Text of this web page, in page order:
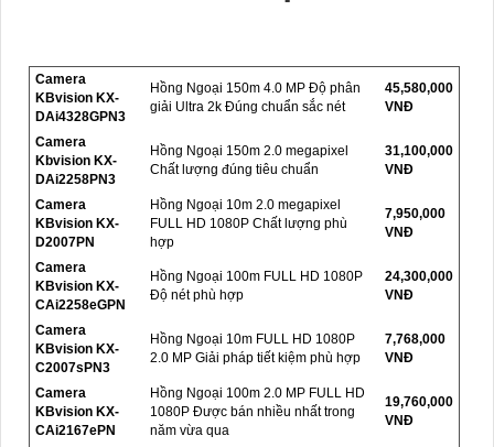
Camera
KBvision KX-
DAi4328GPN3
Hồng Ngoại 150m 4.0 MP Độ phân
giải Ultra 2k Đúng chuẩn sắc nét
45,580,000
VNĐ
Camera
Kbvision KX-
DAi2258PN3
Hồng Ngoại 150m 2.0 megapixel
Chất lượng đúng tiêu chuẩn
31,100,000
VNĐ
Camera
KBvision KX-
D2007PN
Hồng Ngoại 10m 2.0 megapixel
FULL HD 1080P Chất lượng phù
hợp
7,950,000
VNĐ
Camera
KBvision KX-
CAi2258eGPN
Hồng Ngoại 100m FULL HD 1080P
Độ nét phù hợp
24,300,000
VNĐ
Camera
KBvision KX-
C2007sPN3
Hồng Ngoại 10m FULL HD 1080P
2.0 MP Giải pháp tiết kiệm phù hợp
7,768,000
VNĐ
Camera
KBvision KX-
CAi2167ePN
Hồng Ngoại 100m 2.0 MP FULL HD
1080P Được bán nhiều nhất trong
năm vừa qua
19,760,000
VNĐ